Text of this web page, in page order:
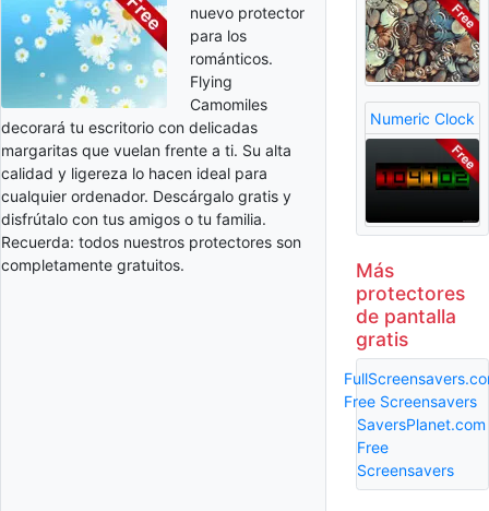
nuevo protector
para los
románticos.
Flying
Camomiles
decorará tu escritorio con delicadas
margaritas que vuelan frente a ti. Su alta
calidad y ligereza lo hacen ideal para
cualquier ordenador. Descárgalo gratis y
disfrútalo con tus amigos o tu familia.
Recuerda: todos nuestros protectores son
completamente gratuitos.
Numeric Clock
Más
protectores
de pantalla
gratis
Free Screensavers
SaversPlanet.com
Free
Screensavers